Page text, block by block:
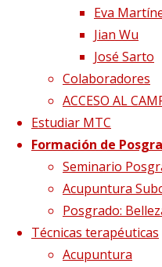
Eva
Jian Wu
José Sarto
Colaboradores
ACCESO AL
Estudiar MTC
Formación de
Seminario
Acupuntura
Posgrado:
Técnicas terapéuticas
Acupuntura
Página de Inicio